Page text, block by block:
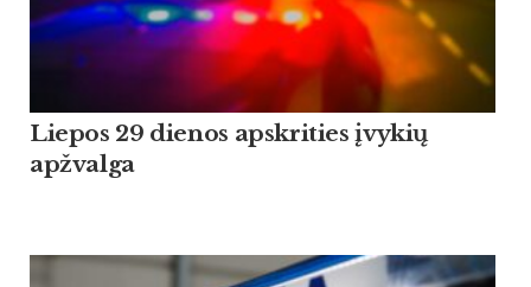
Liepos 29 dienos apskrities įvykių
apžvalga